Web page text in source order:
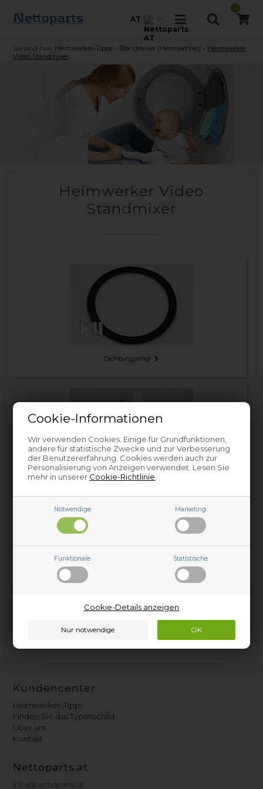
Cookie-Informationen
Wir verwenden Cookies. Einige für Grundfunktionen,
andere für statistische Zwecke und zur Verbesserung
der Benutzererfahrung. Cookies werden auch zur
Personalisierung von Anzeigen verwendet. Lesen Sie
mehr in unserer Cookie-Richtlinie
Notwendige Marketing
Funktionale Statistische
Cookie-Details anzeigen
AT
0
Sie sind hier: Heimwerker-Tipps Standmixer (Heimwerker)
Heimwerker
Video Standmixer
Heimwerker Video
Standmixer
Dichtungsring
Kreuzklinge
Mixerfuß
Kundencenter
Heimwerker-Tipps
Finden Sie das Typenschild
Über uns
Kontakt
Nettoparts.at
info@nettoparts.at